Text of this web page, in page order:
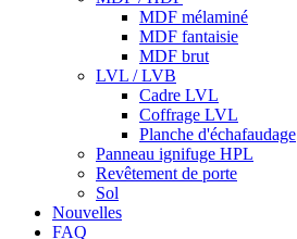
MDF mélaminé
MDF fantaisie
MDF brut
LVL / LVB
Cadre LVL
Coffrage LVL
Planche d'échafaudage
Panneau ignifuge HPL
Revêtement de porte
Sol
Nouvelles
FAQ